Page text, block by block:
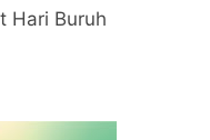
Hari Buruh